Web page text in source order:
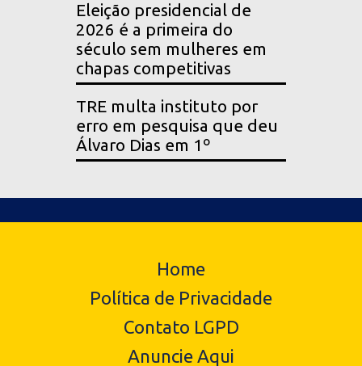
Eleição presidencial de
2026 é a primeira do
século sem mulheres em
chapas competitivas
TRE multa instituto por
erro em pesquisa que deu
Álvaro Dias em 1º
Home
Política de Privacidade
Contato LGPD
Anuncie Aqui